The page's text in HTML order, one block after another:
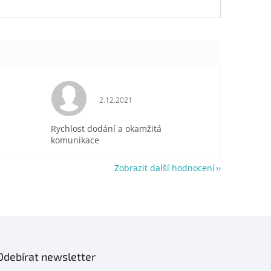
je 5 z 5 hvězdiček. Hodnocení obchodu je 5 z 5 hvězdiček.
2.12.2021
Rychlost dodání a okamžitá
komunikace
Zobrazit další hodnocení
newsletter